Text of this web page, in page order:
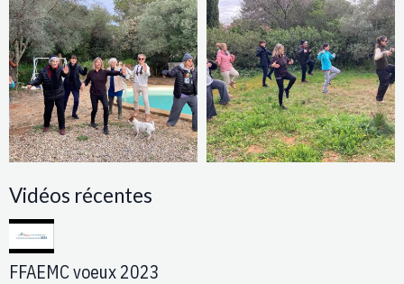
Vidéos récentes
FFAEMC voeux 2023